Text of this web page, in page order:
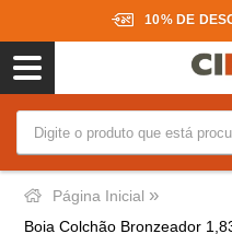
10% DE
Página Inicial »
Boia Colchão Bronzeador